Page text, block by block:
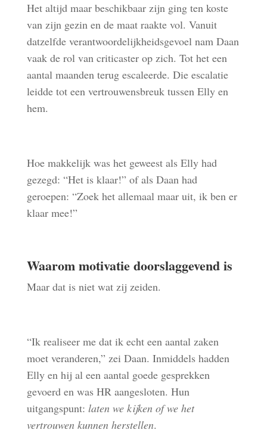
Het altijd maar beschikbaar zijn ging ten koste
van zijn gezin en de maat raakte vol. Vanuit
datzelfde verantwoordelijkheidsgevoel nam Daan
vaak de rol van criticaster op zich. Tot het een
aantal maanden terug escaleerde. Die escalatie
leidde tot een vertrouwensbreuk tussen Elly en
hem.
Hoe makkelijk was het geweest als Elly had
gezegd: “Het is klaar!” of als Daan had
geroepen: “Zoek het allemaal maar uit, ik ben er
klaar mee!”
Waarom motivatie doorslaggevend is
Maar dat is niet wat zij zeiden.
“Ik realiseer me dat ik echt een aantal zaken
moet veranderen,” zei Daan. Inmiddels hadden
Elly en hij al een aantal goede gesprekken
gevoerd en was HR aangesloten. Hun
uitgangspunt: laten we kijken of we het
vertrouwen kunnen herstellen.